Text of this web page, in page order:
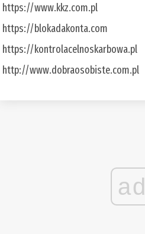
https://www.kkz.com.pl
https://blokadakonta.com
https://kontrolacelnoskarbowa.pl
http://www.dobraosobiste.com.pl
ad